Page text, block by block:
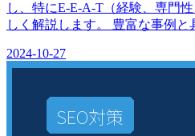
し、特にE-E-A-T（経験、専門
しく解説します。 豊富な事例
2024-10-27